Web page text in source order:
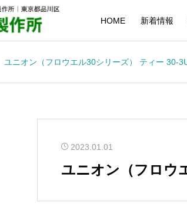
HOME 新着情報
ユニオン（フロウエル30シリーズ） ティー 30-
2023.01.01
ユニオン（フロウ